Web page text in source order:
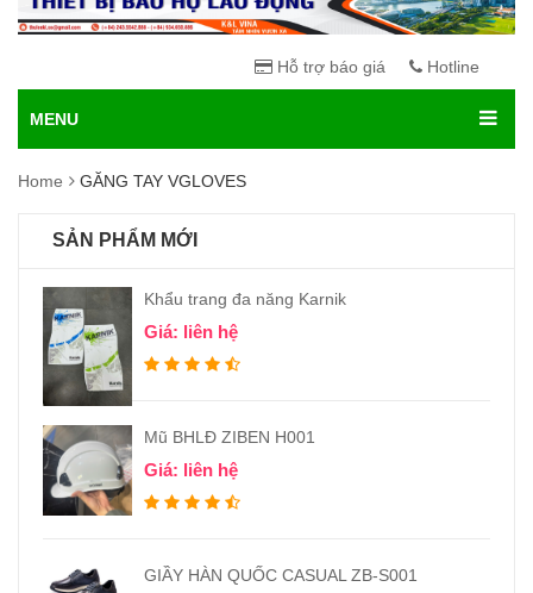
Hỗ trợ báo giá Hotline
MENU
Home GĂNG TAY VGLOVES
SẢN PHẨM MỚI
Khẩu trang đa năng Karnik
Giá: liên hệ
Mũ BHLĐ ZIBEN H001
Giá: liên hệ
GIẦY HÀN QUỐC CASUAL ZB-S001